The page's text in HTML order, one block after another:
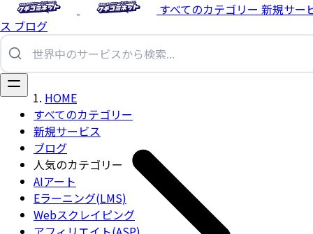
すべてのカテゴリー 新規サー
ス ブログ
すべてのカテゴリー
新規サービス
ブログ
人気のカテゴリー
AIアート
Eラーニング(LMS)
Webスクレイピング
HOME